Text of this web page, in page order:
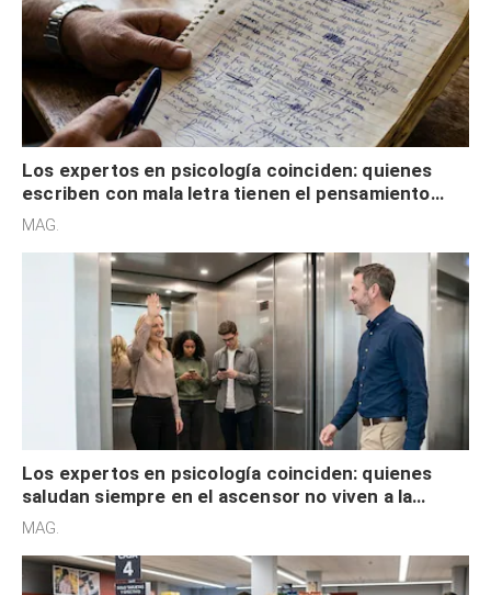
Los expertos en psicología coinciden: quienes
escriben con mala letra tienen el pensamiento
acelerado y no lo hacen por desinterés
MAG.
Los expertos en psicología coinciden: quienes
saludan siempre en el ascensor no viven a la
defensiva y tienen apertura social
MAG.